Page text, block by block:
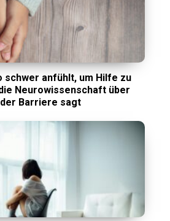
schwer anfühlt, um Hilfe zu
Neurowissenschaft über
Barriere sagt